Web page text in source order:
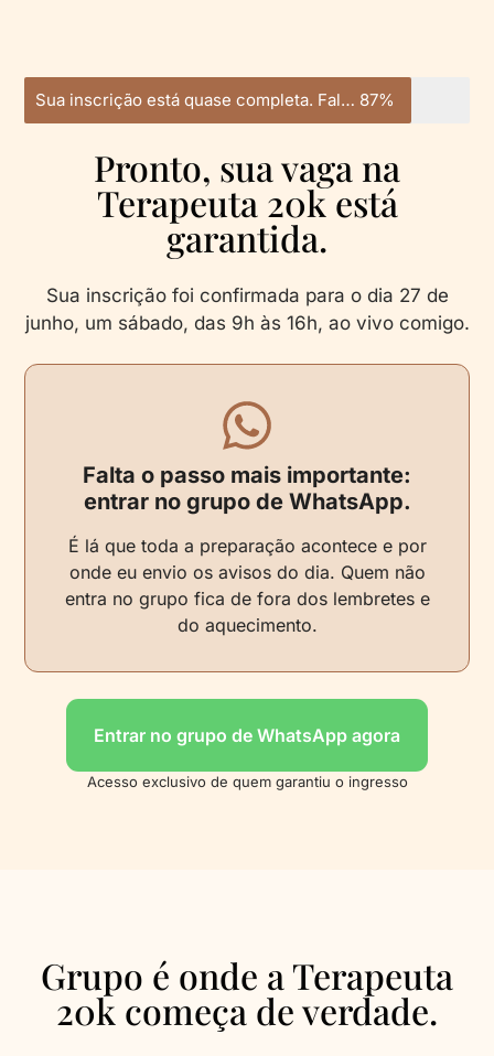
Sua inscrição está quase completa. Falta 1 passo. 87%
Pronto, sua vaga na
Terapeuta 20k está
garantida.
Sua inscrição foi confirmada para o dia 27 de
junho, um sábado, das 9h às 16h, ao vivo comigo.
Falta o passo mais importante:
entrar no grupo de WhatsApp.
É lá que toda a preparação acontece e por
onde eu envio os avisos do dia. Quem não
entra no grupo fica de fora dos lembretes e
do aquecimento.
Entrar no grupo de WhatsApp agora
Acesso exclusivo de quem garantiu o ingresso
Grupo é onde a Terapeuta
20k começa de verdade.